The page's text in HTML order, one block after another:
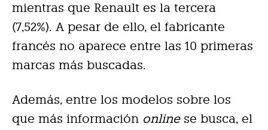
mientras que Renault es la tercera
(7,52%). A pesar de ello, el fabricante
francés no aparece entre las 10 primeras
marcas más buscadas.
Además, entre los modelos sobre los
que más información online se busca, el